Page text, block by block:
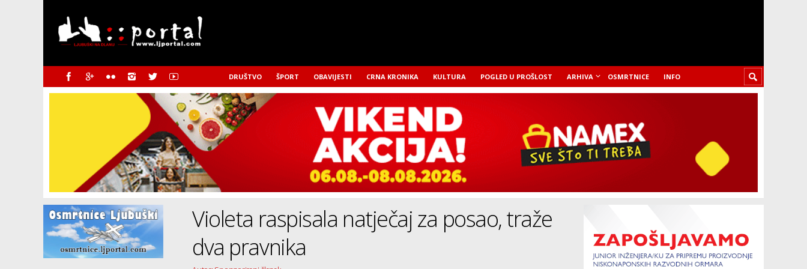
DRUŠTVO ŠPORT OBAVIJESTI CRNA KRONIKA KULTURA POGLED U PROŠLOST ARHIVA OSMRTNICE INFO
Violeta raspisala natječaj za posao, traže
dva pravnika